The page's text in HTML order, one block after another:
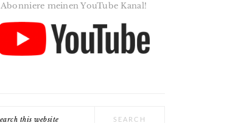
Abonniere meinen YouTube Kanal!